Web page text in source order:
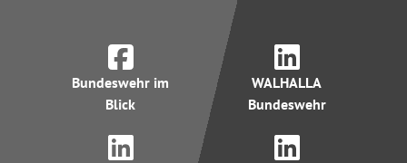
Bundeswehr im
Blick
WALHALLA
Bundeswehr